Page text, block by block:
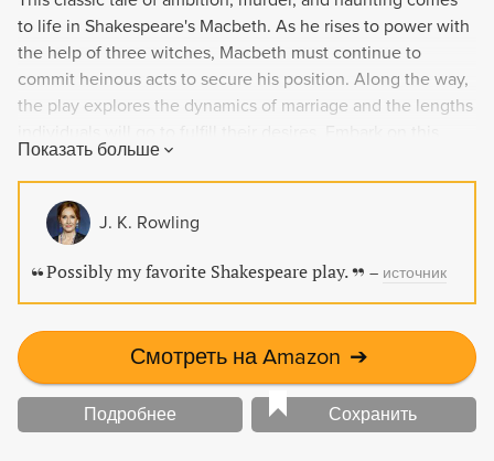
to life in Shakespeare's Macbeth. As he rises to power with
the help of three witches, Macbeth must continue to
commit heinous acts to secure his position. Along the way,
the play explores the dynamics of marriage and the lengths
journey through war, witchcraft, and bloodshed in one of
Shakespeare's most enduring works.
Показать больше
J. K. Rowling
Possibly my favorite Shakespeare play. – источник
Смотреть на Amazon ➔
Подробнее Сохранить